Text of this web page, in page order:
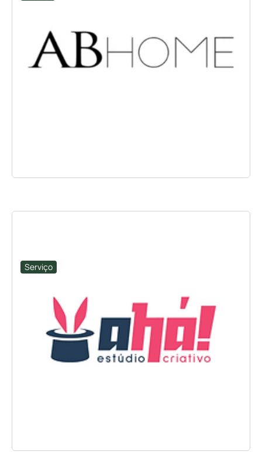
Serviço